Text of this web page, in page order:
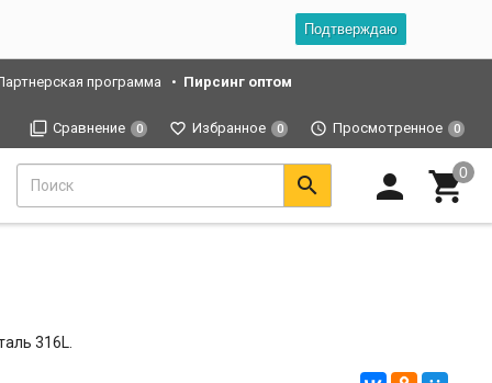
Подтверждаю
программа Пирсинг оптом
Сравнение 0 Избранное 0 Просмотренное 0
316L.